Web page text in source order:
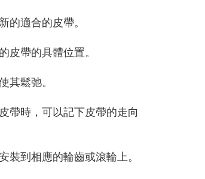
適合的皮帶。
帶的具體位置。
鬆弛。
帶時，可以記下皮帶的走向
到相應的輪齒或滾輪上。